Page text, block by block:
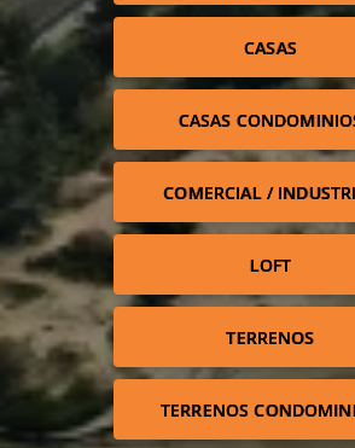
CASAS
CASAS
COMERCIAL /
LOFT
TERRENOS
TERRENOS